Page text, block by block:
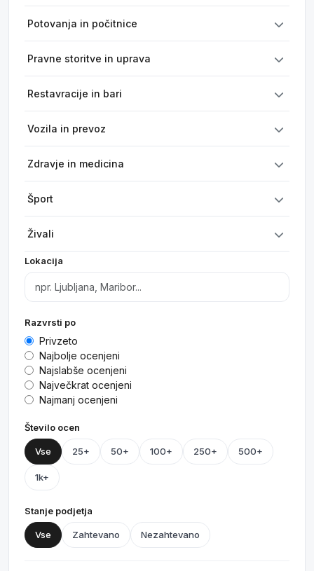
Potovanja in počitnice
Pravne storitve in uprava
Restavracije in bari
Vozila in prevoz
Zdravje in medicina
Šport
Živali
Lokacija
Razvrsti po
Privzeto
Najbolje ocenjeni
Najslabše ocenjeni
Največkrat ocenjeni
Najmanj ocenjeni
Število ocen
Vse 25+ 50+ 100+ 250+ 500+
1k+
Stanje podjetja
Vse Zahtevano Nezahtevano